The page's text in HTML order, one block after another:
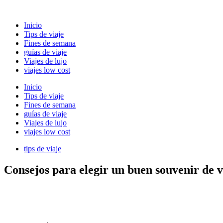
contenido
Inicio
Tips de viaje
Fines de semana
guías de viaje
Viajes de lujo
viajes low cost
Inicio
Tips de viaje
Fines de semana
guías de viaje
Viajes de lujo
viajes low cost
tips de viaje
Consejos para elegir un buen souvenir de